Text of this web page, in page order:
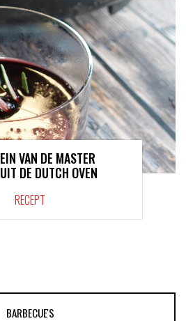
VAN DE MASTER
DE DUTCH OVEN
RECEPT
BARBECUE'S